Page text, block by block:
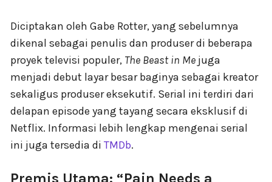
Diciptakan oleh Gabe Rotter, yang sebelumnya
dikenal sebagai penulis dan produser di beberapa
proyek televisi populer, The Beast in Me juga
menjadi debut layar besar baginya sebagai kreator
sekaligus produser eksekutif. Serial ini terdiri dari
delapan episode yang tayang secara eksklusif di
Netflix. Informasi lebih lengkap mengenai serial
ini juga tersedia di TMDb.
Premis Utama: “Pain Needs a